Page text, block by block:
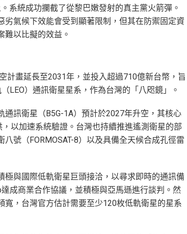
系統成功攔截了從黎巴嫩發射的真主黨火箭彈。
氣候下效能會受到顯著限制，但其在防禦固定資
難以比擬的效益。
計畫延長至2031年，並投入超過710億新台幣，旨
LEO）通訊衛星星系，作為台灣的「八咫鏡」。
訊衛星（B5G-1A）預計於2027年升空，其核心
以加速系統驗證。台灣也持續推進遙測衛星的部
號（FORMOSAT-8）以及具備全天候合成孔徑雷
極與國際低軌衛星巨頭接洽，以尋求即時的通訊備
成商業合作協議，並積極與亞馬遜進行談判。然
，台灣官方估計需要至少120枚低軌衛星的星系